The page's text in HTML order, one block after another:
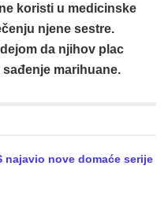
koristi u medicinske
njene sestre.
da njihov plac
marihuane.
najavio nove domaće serije